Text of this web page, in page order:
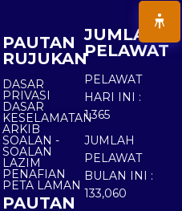
PAUTAN
RUJUKAN
DASAR
PRIVASI
DASAR
KESELAMATAN
ARKIB
SOALAN -
SOALAN
LAZIM
PENAFIAN
PETA LAMAN
PAUTAN
JUMLAH
PELAWAT
PELAWAT
HARI INI :
1,365
JUMLAH
PELAWAT
BULAN INI :
133,060